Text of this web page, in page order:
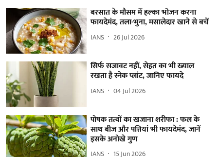
बरसात के मौसम में हल्का भोजन करना
फायदेमंद, तला-भुना, मसालेदार खाने से बचें
IANS 26 Jul 2026
सिर्फ सजावट नहीं, सेहत का भी ख्याल
रखता है स्नेक प्लांट, जानिए फायदे
IANS 04 Jul 2026
पोषक तत्वों का खजाना शरीफा : फल के
साथ बीज और पत्तियां भी फायदेमंद, जानें
इसके अनोखे गुण
IANS 15 Jun 2026